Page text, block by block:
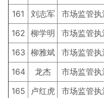
161
刘志军 市场监管执
162 柳学明 市场监管执
163 柳雅斌 市场监管执
164
龙杰 市场监管执
165
卢红虎 市场监管执